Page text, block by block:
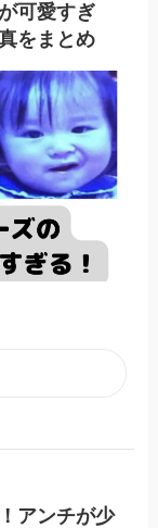
可愛すぎ
をまとめ
アンチが少